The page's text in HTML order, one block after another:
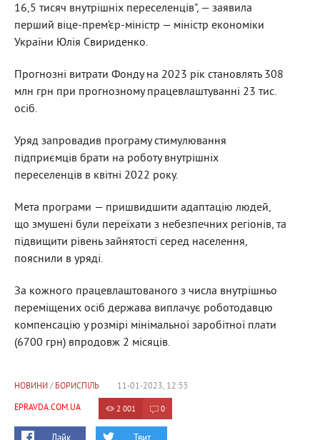
16,5 тисяч внутрішніх переселенців", — заявила
перший віце-прем’єр-міністр — міністр економіки
України Юлія Свириденко.
Прогнозні витрати Фонду на 2023 рік становлять 308
млн грн при прогнозному працевлаштуванні 23 тис.
осіб.
Уряд запровадив програму стимулювання
підприємців брати на роботу внутрішніх
переселенців в квітні 2022 року.
Мета програми — пришвидшити адаптацію людей,
що змушені були переїхати з небезпечних регіонів, та
підвищити рівень зайнятості серед населення,
пояснили в уряді.
За кожного працевлаштованого з числа внутрішньо
переміщених осіб держава виплачує роботодавцю
компенсацію у розмірі мінімальної заробітної плати
(6700 грн) впродовж 2 місяців.
НОВИНИ/ БОРИСПІЛЬ
11-01-2023, 12:55
EPRAVDA.COM.UA
2 001 0
Лайк Твит